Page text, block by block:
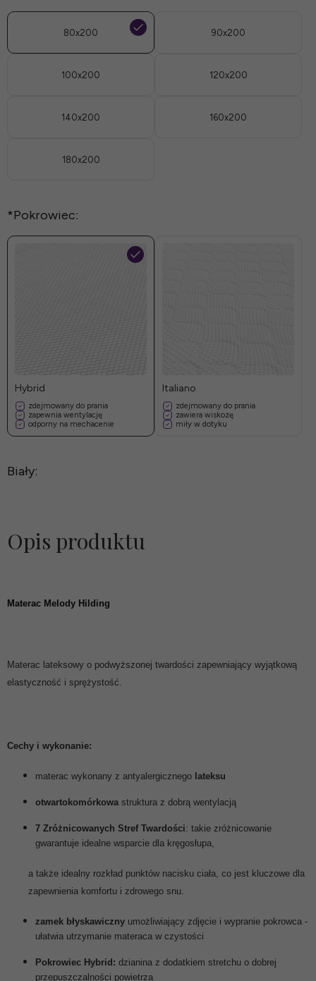
80x200 90x200
100x200 120x200
140x200 160x200
180x200
*Pokrowiec:
Hybrid
zdejmowany do prania
zapewnia wentylację
odporny na mechacenie
Italiano
zdejmowany do prania
zawiera wiskozę
miły w dotyku
Biały:
Opis produktu
Materac Melody Hilding
Materac lateksowy o podwyższonej twardości zapewniający wyjątkową
elastyczność i sprężystość.
Cechy i wykonanie:
materac wykonany z antyalergicznego lateksu
otwartokomórkowa struktura z dobrą wentylacją
7 Zróżnicowanych Stref Twardości: takie zróżnicowanie
gwarantuje idealne wsparcie dla kręgosłupa,
a także idealny rozkład punktów nacisku ciała, co jest kluczowe dla
zapewnienia komfortu i zdrowego snu.
zamek błyskawiczny umożliwiający zdjęcie i wypranie pokrowca -
ułatwia utrzymanie materaca w czystości
Pokrowiec Hybrid: dzianina z dodatkiem stretchu o dobrej
przepuszczalności powietrza